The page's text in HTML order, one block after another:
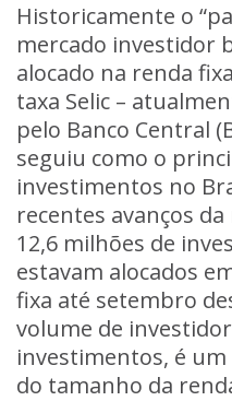
Historicamente o
mercado investidor
alocado na renda
taxa Selic –
pelo Banco Central
seguiu como o
investimentos no
recentes avanços
12,6 milhões de
estavam alocados
fixa até setembro
volume de
investimentos, é
do tamanho da